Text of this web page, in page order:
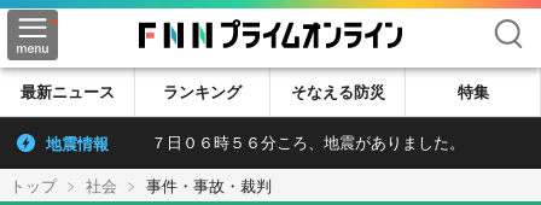
検索
最新ニュース ランキング そなえる防災 特集
地震情報 ７日０６時５６分ころ、地震がありました。
トップ 社会 事件・事故・裁判